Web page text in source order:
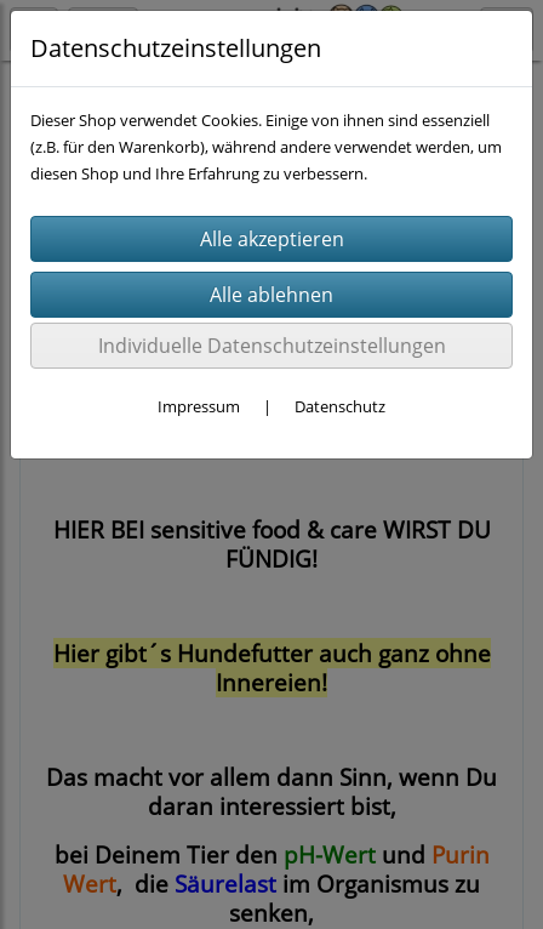
Hund Nassfutter nach Themen Innereien frei
Sortierung wählen
Filter
Du möchtest Futter ganz ohne Innerein
füttern?
Vermutlich hast du es
schon gemerkt...andernorts ist es wie die
HIER BEI sensitive food & care WIRST DU
FÜNDIG!
Hier gibt´s Hundefutter auch ganz ohne
Innereien!
Das macht vor allem dann Sinn, wenn Du
daran interessiert bist,
bei Deinem Tier den pH-Wertund Purin
Wert, die Säurelast im Organismus zu
senken,
Datenschutzeinstellungen
Dieser Shop verwendet Cookies. Einige von ihnen sind essenziell
(z.B. für den Warenkorb), während andere verwendet werden, um
diesen Shop und Ihre Erfahrung zu verbessern.
Individuelle Datenschutzeinstellungen
Impressum | Datenschutz